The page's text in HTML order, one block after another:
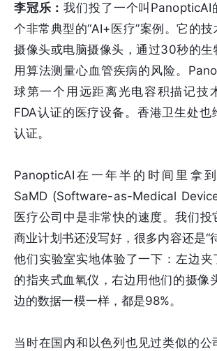
李冠乐：我们投了一个叫PanopticAI
个非常典型的“AI+医疗”案例。它的
摄像头或电脑摄像头，通过30秒的生
用算法测量心血管疾病的风险。
球第一个用远距离光电容积描记技
FDA认证的医疗设备。香港卫生处也
认证。
PanopticAI在一年半的时间里拿
SaMD (Software-as-Medical
医疗公司中是非常快的速度。我们投
商业计划书还没写好，很多内容还是“
他们实验室实地体验了一下：左边夹
的指夹式血氧仪，右边用他们的摄像
边的数据一模一样，都是98%。
当时在国内和以色列也见过类似的公